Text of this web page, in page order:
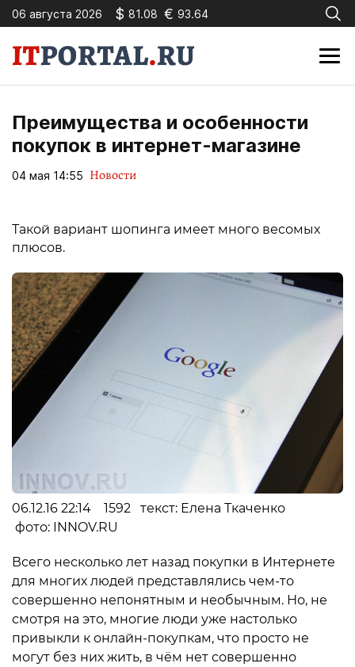
06 августа 2026 $ 81.08 € 93.64
Преимущества и особенности
покупок в интернет-магазине
04 мая 14:55 Новости
Такой вариант шопинга имеет много весомых
плюсов.
06.12.16 22:14 1592 текст: Елена Ткаченко
фото: INNOV.RU
Всего несколько лет назад покупки в Интернете
для многих людей представлялись чем-то
совершенно непонятным и необычным. Но, не
смотря на это, многие люди уже настолько
привыкли к онлайн-покупкам, что просто не
могут без них жить, в чём нет совершенно